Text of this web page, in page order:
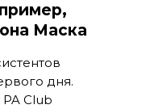
Маска
дня.
Club